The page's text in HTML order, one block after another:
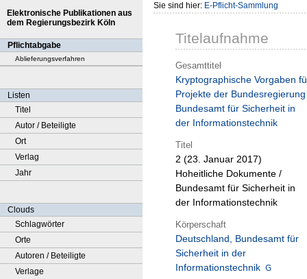
Elektronische Publikationen aus
dem Regierungsbezirk Köln
Pflichtabgabe
Ablieferungsverfahren
Listen
Titel
Autor / Beteiligte
Ort
Verlag
Jahr
Clouds
Schlagwörter
Orte
Autoren / Beteiligte
Verlage
Sie sind hier: E-Pflicht-Sammlung
Titelaufnahme
Gesamttitel
Kryptographische Vorgaben
Projekte der
Bundesamt für Sicherheit in
der Informationstechnik
Titel
2 (23. Januar 2017)
Hoheitliche Dokumente /
Bundesamt für Sicherheit in
der Informationstechnik
Körperschaft
Deutschland, Bundesamt für
Sicherheit in der
Informationstechnik